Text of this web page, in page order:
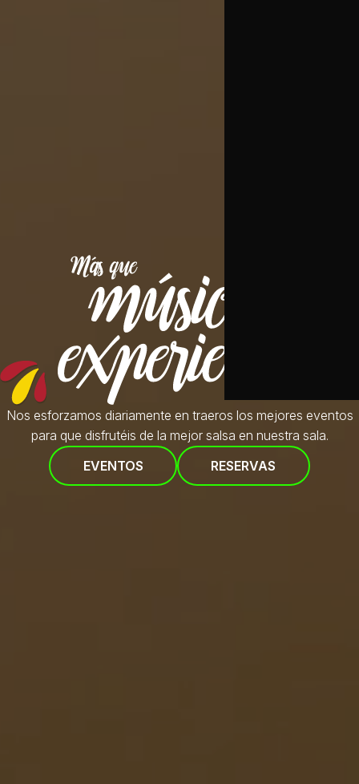
Nos esforzamos diariamente en traeros los mejores eventos
para que disfrutéis de la mejor salsa en nuestra sala.
EVENTOS
RESERVAS